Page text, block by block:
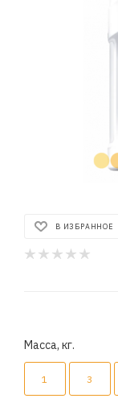
В ИЗБРАННОЕ
Масса, кг.
1 3